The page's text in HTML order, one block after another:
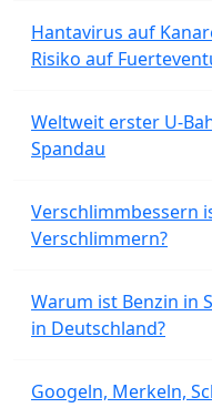
Hantavirus auf
Risiko auf
Weltweit erster U-
Spandau
Verschlimmbessern
Verschlimmern?
Warum ist Benzin in
in Deutschland?
Googeln, Merkeln,